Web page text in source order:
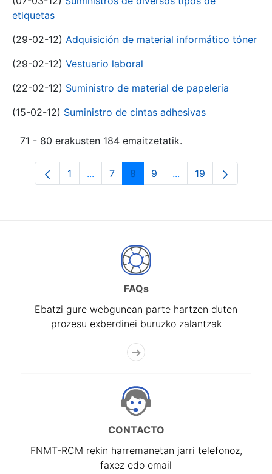
etiquetas
(29-02-12) Adquisición de material informático tóner
(29-02-12) Vestuario laboral
(22-02-12) Suministro de material de papelería
(15-02-12) Suministro de cintas adhesivas
71 - 80 erakusten 184 emaitzetatik.
Orrialdea
1 ...Intermediate Pages Use TAB to
Orrialdea
7 Orrialdea
8 Orrialdea
9 ...Intermediate Pages
Orrialdea
19
FAQs
Ebatzi gure webgunean parte hartzen duten
prozesu exberdinei buruzko zalantzak
CONTACTO
FNMT-RCM rekin harremanetan jarri telefonoz,
faxez edo email